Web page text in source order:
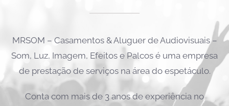
MRSOM – Casamentos & Aluguer de Audiovisuais –
Som, Luz, Imagem, Efeitos e Palcos é uma empresa
de prestação de serviços na área do espetáculo.
Conta com mais de 3 anos de experiência no